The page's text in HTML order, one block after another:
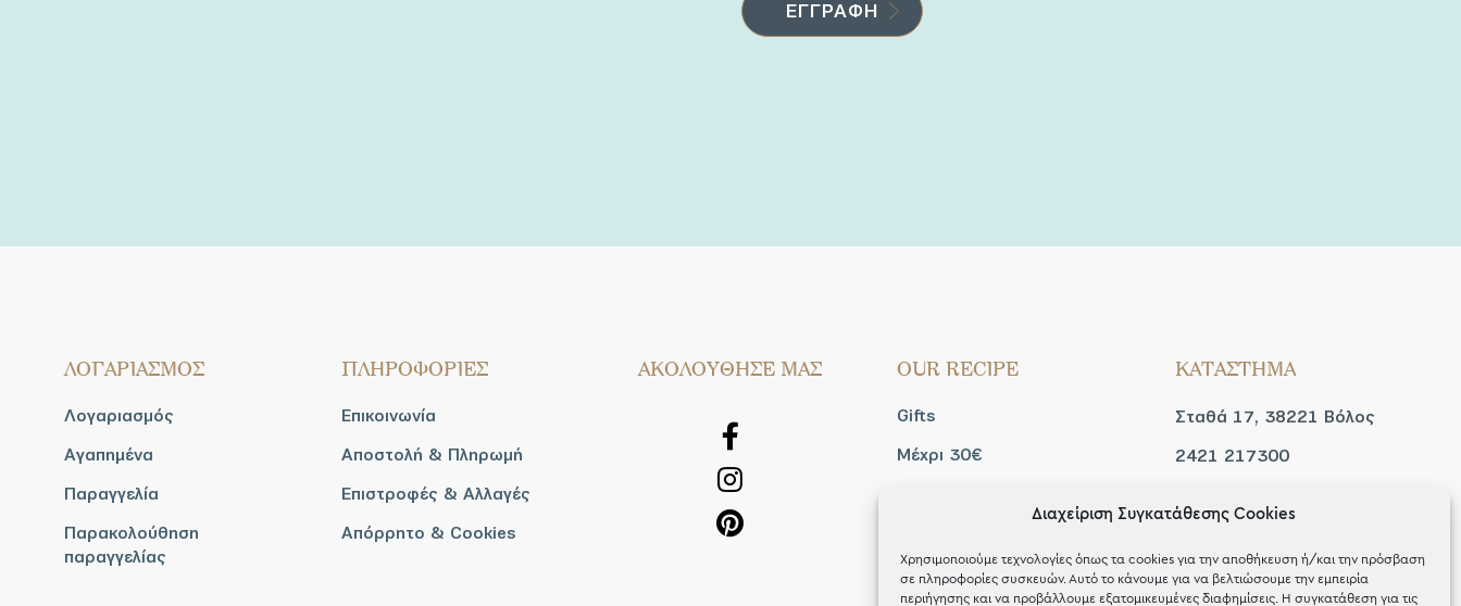
Διαχείριση Συγκατάθεσης Cookies
Χρησιμοποιούμε τεχνολογίες όπως τα cookies για την αποθήκευση ή/και την πρόσβαση
σε πληροφορίες συσκευών. Αυτό το κάνουμε για να βελτιώσουμε την εμπειρία
περιήγησης και να προβάλλουμε εξατομικευμένες διαφημίσεις. Η συγκατάθεση για τις
ΛΟΓΑΡΙΑΣΜΟΣ
Λογαριασμός
Αγαπημένα
Παραγγελία
Παρακολούθηση
παραγγελίας
ΠΛΗΡΟΦΟΡΙΕΣ
Επικοινωνία
Αποστολή & Πληρωμή
Επιστροφές & Αλλαγές
Απόρρητο & Cookies
AΚΟΛΟΥΘΗΣΕ ΜΑΣ OUR RECIPE
Gifts
Μέχρι 30€
ΚΑΤΑΣΤΗΜΑ
Σταθά 17, 38221 Βόλος
2421 217300
Τριτ / Πεμ / Παρ: 09:00 -